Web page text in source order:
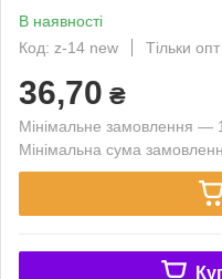
В наявності
Код: z-14 new
Тільки опт
36,70 ₴
Мінімальне замовлення —
Мінімальна сума